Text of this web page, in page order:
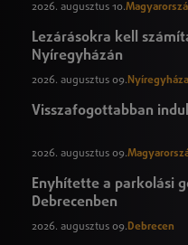
2026. augusztus 10.
Lezárásokra kell
Nyíregyházán
2026. augusztus 09. Nyíregyháza
Visszafogottabban
2026. augusztus 09.
Enyhítette a parkolási
Debrecenben
2026. augusztus 09.Debrecen